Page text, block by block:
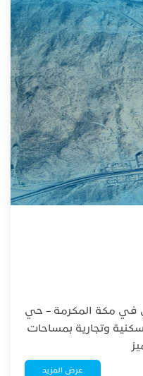
في مكة المكرمة – حي
من 20 قطعة سكنية وتجارية بمساحات
عرض المزيد